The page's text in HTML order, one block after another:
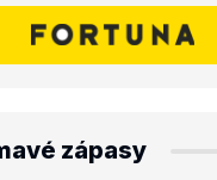
zápasy